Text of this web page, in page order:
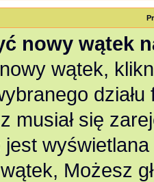
nowy wątek
wątek,
musiał się
Możesz